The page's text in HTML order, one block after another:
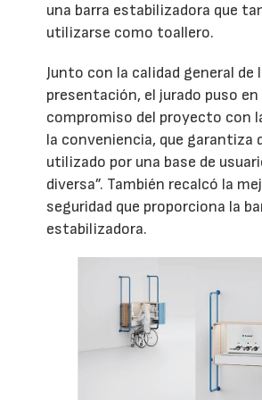
una barra estabilizadora que
utilizarse como toallero.
Junto con la calidad general de
presentación, el jurado puso en
compromiso del proyecto con
la conveniencia, que garantiza
utilizado por una base de
diversa”. También recalcó la
seguridad que proporciona la
estabilizadora.